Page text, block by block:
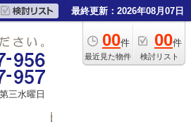
最終更新：2026年08月07日
00件
最近見た物件
00件
検討リスト
三水曜日